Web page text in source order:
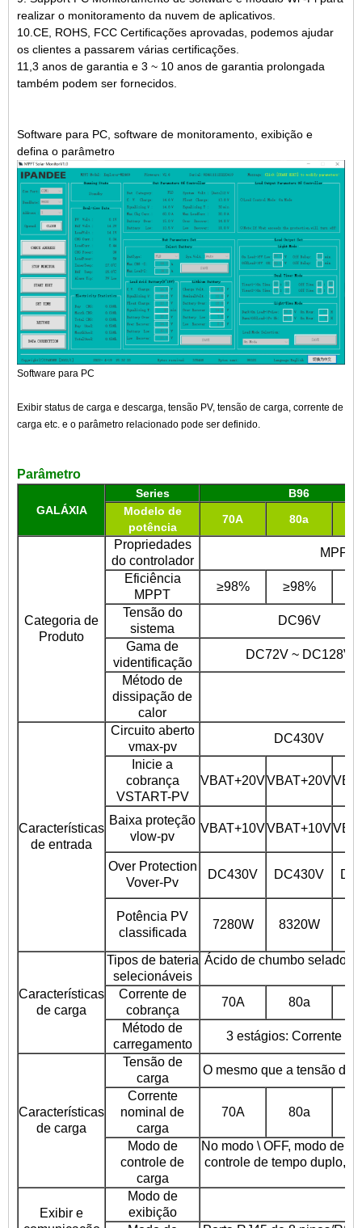
realizar o monitoramento da nuvem de aplicativos.
10.CE, ROHS, FCC Certificações aprovadas, podemos ajudar
os clientes a passarem várias certificações.
11,3 anos de garantia e 3 ~ 10 anos de garantia prolongada
também podem ser fornecidos.
Software para PC, software de monitoramento, exibição e
defina o parâmetro
Software para PC
Exibir status de carga e descarga, tensão PV, tensão de carga, corrente de
carga etc. e o parâmetro relacionado pode ser definido.
Parâmetro
GALÁXIA
Series
B96
Modelo de
potência
70A 80a
Categoria de
Produto
Propriedades
do controlador
MPPT
Eficiência
MPPT
≥98% ≥98%
Tensão do
sistema
DC96V
Gama de
videntificação
DC72V ~ DC128V
Método de
dissipação de
calor
Características
de entrada
Circuito aberto
vmax-pv
DC430V
Inicie a
cobrança
VSTART-PV
VBAT+20VVBAT+20V
Baixa proteção
vlow-pv
VBAT+10VVBAT+10V
Over Protection
Vover-Pv
DC430V DC430V
Potência PV
classificada
7280W 8320W
Características
de carga
Tipos de bateria
selecionáveis
Ácido de chumbo selado,
Corrente de
cobrança
70A 80a
Método de
carregamento
3 estágios: Corrente
Características
de carga
Tensão de
carga
O mesmo que a tensão da
Corrente
nominal de
carga
70A 80a
Modo de
controle de
carga
No modo \ OFF, modo de
controle de tempo duplo,
Exibir e
Modo de
exibição